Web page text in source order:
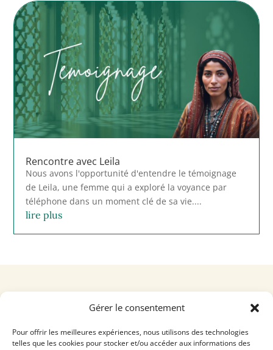
Gérer le consentement
Pour offrir les meilleures expériences, nous utilisons des technologies
telles que les cookies pour stocker et/ou accéder aux informations des
Rencontre avec Leila
Nous avons l'opportunité d'entendre le témoignage
de Leila, une femme qui a exploré la voyance par
téléphone dans un moment clé de sa vie....
lire plus